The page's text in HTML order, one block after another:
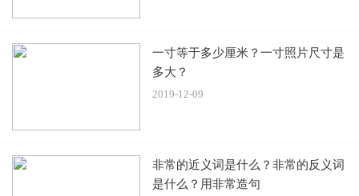
有木有！！！10元一支，第二个半价，约上伙伴一起去哦！
麦当劳灰小椰味道怎么样
一寸等于多少厘米？一寸照片尺寸是
多大？
2019-12-09
非常的近义词是什么？非常的反义词
是什么？用非常造句